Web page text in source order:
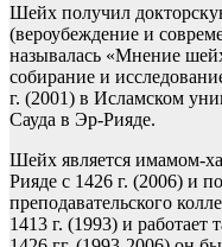
Шейх получил
(вероубеждение и
называлась «Мнение
собирание и
г. (2001) в Исламском
Сауда в Эр-Рияде.
Шейх является имамом-
Рияде с 1426 г. (2006) и
преподавательского
1413 г. (1993) и